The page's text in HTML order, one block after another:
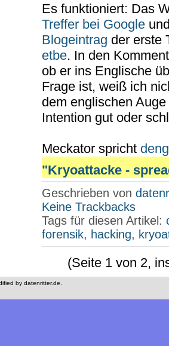
Es funktioniert: Das
Treffer bei Google
Blogeintrag der erste
etbe. In den
ob er ins Englische
Frage ist, weiß ich
dem englischen
Intention gut oder
Meckator spricht
"Kryoattacke -
Geschrieben von
Keine Trackbacks
Tags für diesen Artikel:
forensik, hacking,
(Seite 1 von 2,
by datenritter.de.